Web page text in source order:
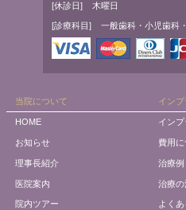
[休診日] 木曜日
[診療科目] 一般歯科・小児歯科
当院について
HOME
お知らせ
理事長紹介
医院案内
院内ツアー
イン
イン
費用に
治療例
治療の
よく